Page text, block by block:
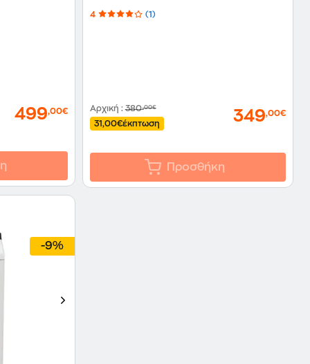
499,00€
4 (1)
Αρχική :380,00€
31,00€έκπτωση 349,00€
Προσθήκη
-9%